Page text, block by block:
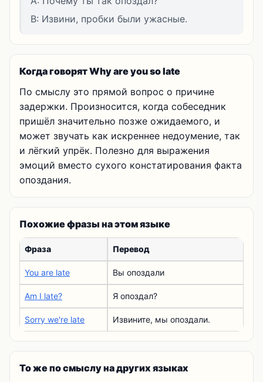
B: Извини, пробки были ужасные.
Когда говорят Why are you so late
По смыслу это прямой вопрос о причине
задержки. Произносится, когда собеседник
пришёл значительно позже ожидаемого, и
может звучать как искреннее недоумение, так
и лёгкий упрёк. Полезно для выражения
эмоций вместо сухого констатирования факта
опоздания.
Похожие фразы на этом языке
Фраза Перевод
You are late Вы опоздали
Am I late? Я опоздал?
Sorry we're late Извините, мы опоздали.
То же по смыслу на других языках